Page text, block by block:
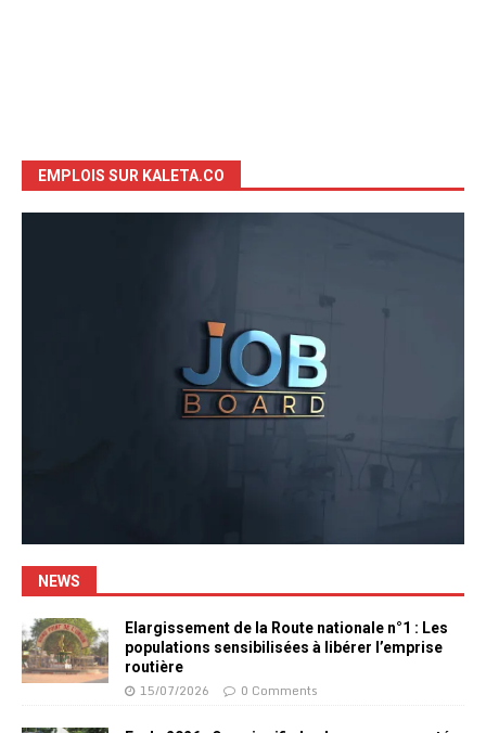
EMPLOIS SUR KALETA.CO
NEWS
Elargissement de la Route nationale n°1 : Les
populations sensibilisées à libérer l’emprise
routière
15/07/2026 0 Comments